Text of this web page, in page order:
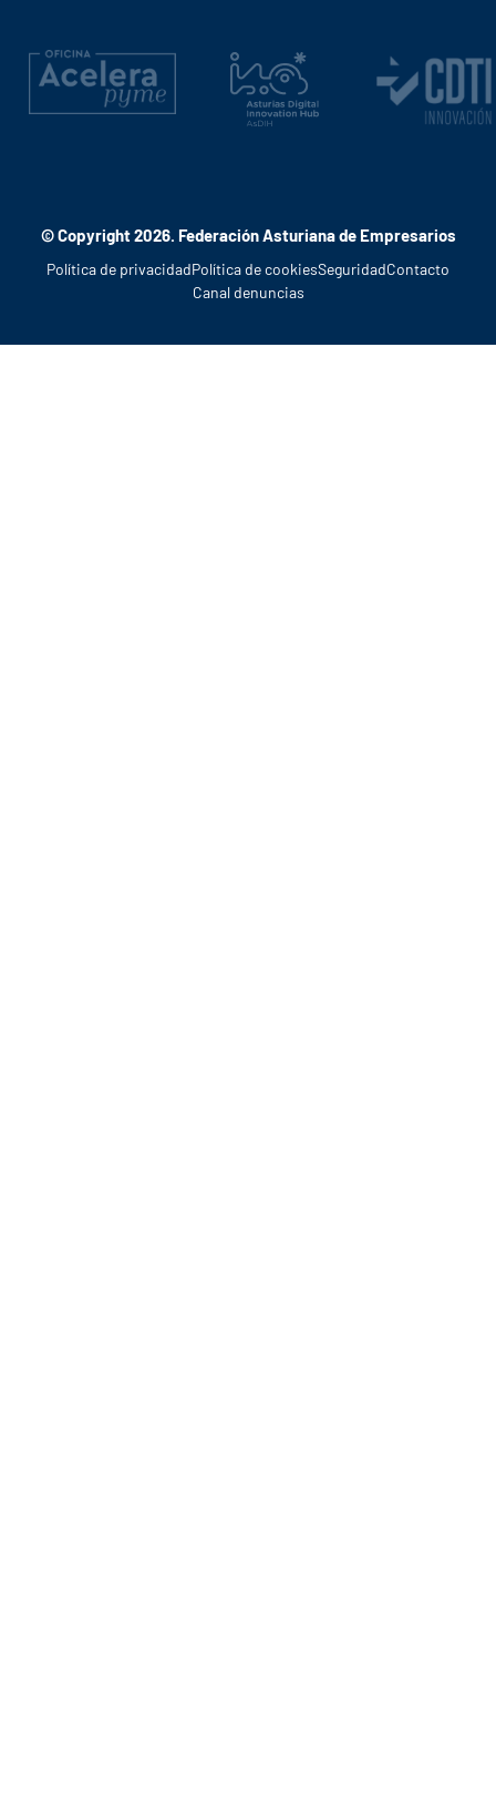
© Copyright 2026. Federación Asturiana de Empresarios
Política de privacidadPolítica de cookiesSeguridadContacto
Canal denuncias